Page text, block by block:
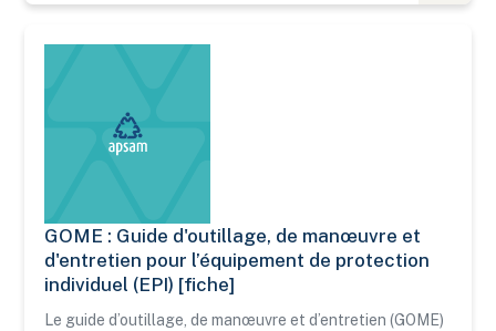
GOME : Guide d'outillage, de manœuvre et d'entretien
GOME : Guide d'outillage, de manœuvre et
d'entretien pour l’équipement de protection
individuel (EPI) [fiche]
Le guide d’outillage, de manœuvre et d’entretien (GOME)